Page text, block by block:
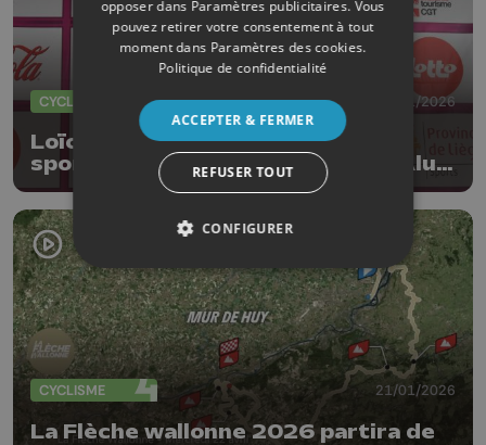
CYCLISME 27/01/2026
Loïc Vliegen devient directeur
sportif de l'équipe Color Code - Alu
CYCLISME 21/01/2026
La Flèche wallonne 2026 partira de
opposer dans Paramètres publicitaires. Vous
pouvez retirer votre consentement à tout
moment dans Paramètres des cookies.
Politique de confidentialité
ACCEPTER & FERMER
REFUSER TOUT
CONFIGURER